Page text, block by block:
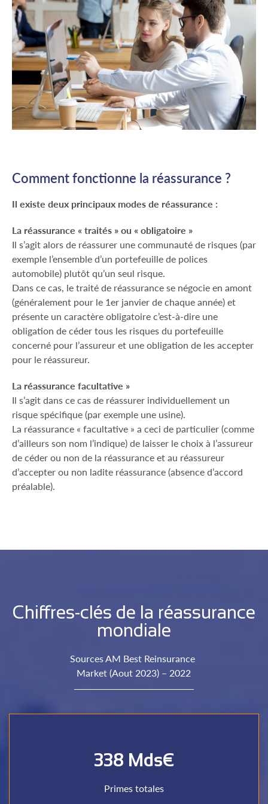
Comment fonctionne la réassurance ?
Il existe deux principaux modes de réassurance :
La réassurance « traités » ou « obligatoire »
Il s’agit alors de réassurer une communauté de risques (par
exemple l’ensemble d’un portefeuille de polices
automobile) plutôt qu’un seul risque.
Dans ce cas, le traité de réassurance se négocie en amont
(généralement pour le 1er janvier de chaque année) et
présente un caractère obligatoire c’est-à-dire une
obligation de céder tous les risques du portefeuille
concerné pour l’assureur et une obligation de les accepter
pour le réassureur.
La réassurance facultative »
Il s’agit dans ce cas de réassurer individuellement un
risque spécifique (par exemple une usine).
La réassurance « facultative » a ceci de particulier (comme
d’ailleurs son nom l’indique) de laisser le choix à l’assureur
de céder ou non de la réassurance et au réassureur
d’accepter ou non ladite réassurance (absence d’accord
préalable).
Chiffres-clés de la réassurance
mondiale
Sources AM Best Reinsurance
Market (Aout 2023) – 2022
338 Mds€
Primes totales
Primes totales
Chiffre d’affaires cumulé Vie et Non-vie souscrit
par les réassureurs